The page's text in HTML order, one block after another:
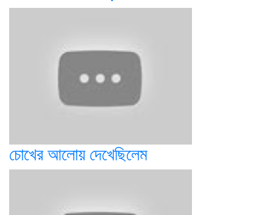
চোখের আলোয় দেখেছিলেম